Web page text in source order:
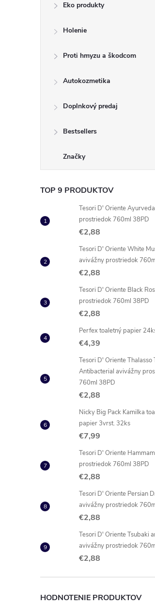
Eko produkty
Holenie
Proti hmyzu a škodcom
Autokozmetika
Doplnkový predaj
Bestsellers
Značky
TOP 9 PRODUKTOV
Tesori D' Oriente
prostriedok 760ml 38PD
€2,88
Tesori D' Oriente White
avivážny prostriedok
€2,88
Tesori D' Oriente Black
prostriedok 760ml 38PD
€2,88
Perfex toaletný papier
€4,39
Tesori D' Oriente Thalasso
Antibacterial avivážny
760ml 38PD
€2,88
Nicky Big Pack Kamilka
papier 3vrst. 32ks
€7,99
Tesori D' Oriente
prostriedok 760ml 38PD
€2,88
Tesori D' Oriente Persian
avivážny prostriedok
€2,88
Tesori D' Oriente Tsubaki
avivážny prostriedok
€2,88
HODNOTENIE PRODUKTOV
DO KOŠÍKA
3574661661063
voda 500 ml
€4,72
Skladom
NOVINKA